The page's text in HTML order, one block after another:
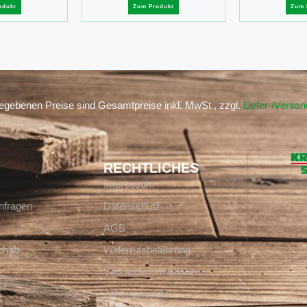
Zum Produkt Zum
Preise sind Gesamtpreise inkl. MwSt., zzgl. Liefer-/
RECHTLICHES
Impressum
Datenschutz
AGB
Widerrufsbelehrung
Versandinformationen
Zahlungsarten